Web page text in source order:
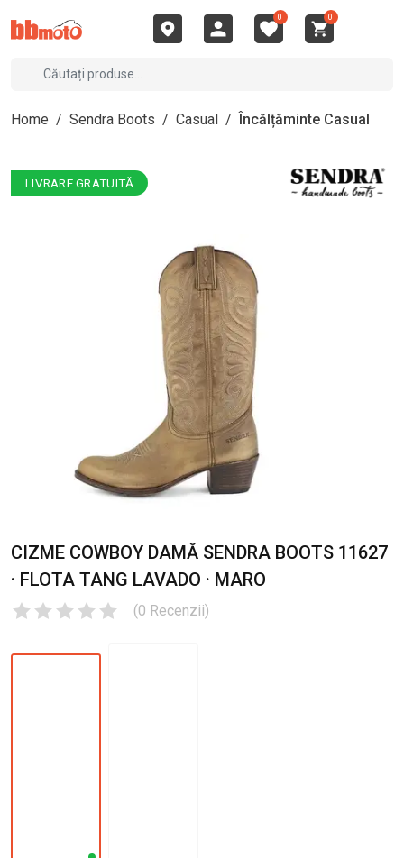
0 0
Home / Sendra Boots / Casual / Încălțăminte Casual
LIVRARE GRATUITĂ
CIZME COWBOY DAMĂ SENDRA BOOTS 11627
· FLOTA TANG LAVADO · MARO
(0 Recenzii)